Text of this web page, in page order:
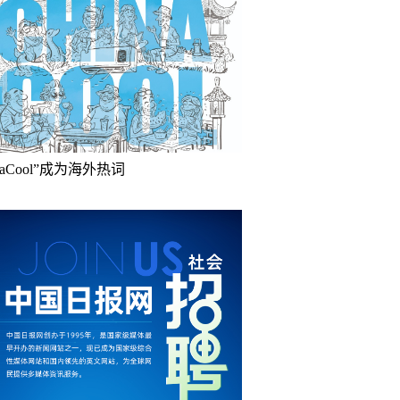
成为海外热词